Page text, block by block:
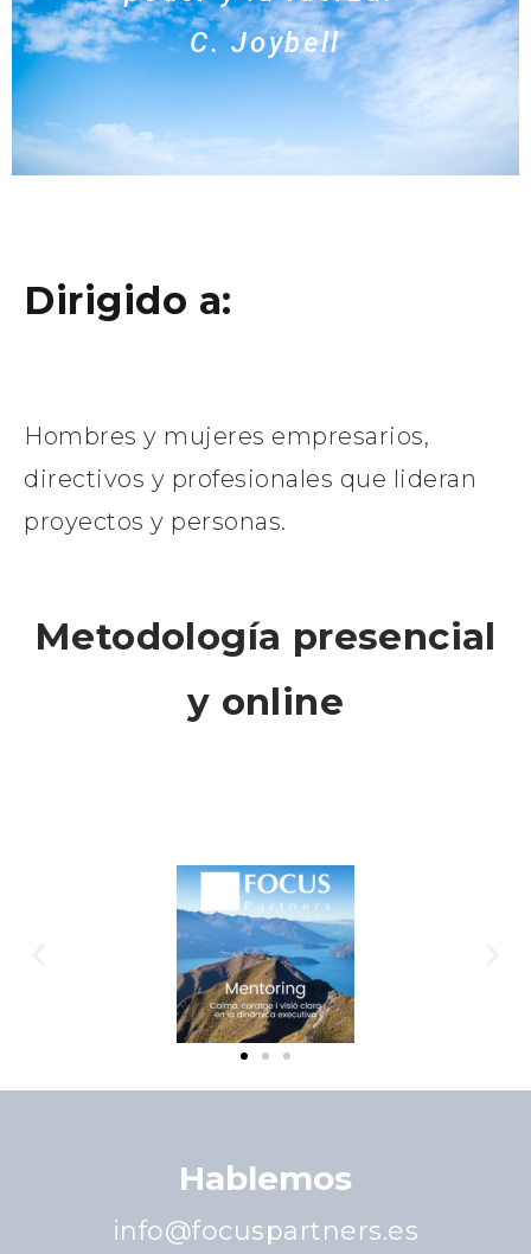
C. Joybell
Dirigido a:
Hombres y mujeres empresarios,
directivos y profesionales que lideran
proyectos y personas.
Metodología presencial
y online
Hablemos
info@focuspartners.es